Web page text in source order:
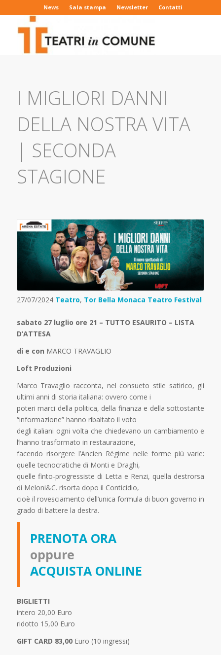
News Sala stampa Newsletter Contatti
I MIGLIORI DANNI
DELLA NOSTRA VITA
| SECONDA
STAGIONE
27/07/2024 Teatro, Tor Bella Monaca Teatro Festival
sabato 27 luglio ore 21 – TUTTO ESAURITO – LISTA
D’ATTESA
di e con MARCO TRAVAGLIO
Loft Produzioni
Marco Travaglio racconta, nel consueto stile satirico, gli
ultimi anni di storia italiana: ovvero come i
poteri marci della politica, della finanza e della sottostante
“informazione” hanno ribaltato il voto
degli italiani ogni volta che chiedevano un cambiamento e
l’hanno trasformato in restaurazione,
facendo risorgere l’Ancien Régime nelle forme più varie:
quelle tecnocratiche di Monti e Draghi,
quelle finto-progressiste di Letta e Renzi, quella destrorsa
di Meloni&C. risorta dopo il Conticidio,
cioè il rovesciamento dell’unica formula di buon governo in
grado di battere la destra.
PRENOTA ORA
oppure
ACQUISTA ONLINE
BIGLIETTI
intero 20,00 Euro
ridotto 15,00 Euro
GIFT CARD 83,00Euro (10 ingressi)